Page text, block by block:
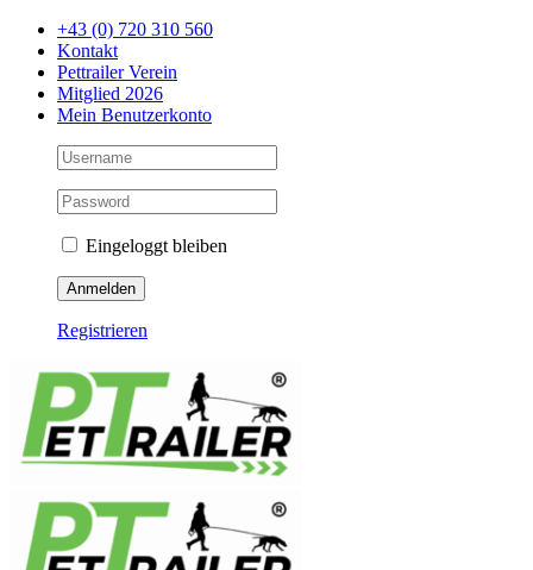
Zum
Inhalt
springen
+43 (0) 720 310 560
Kontakt
Pettrailer Verein
Mitglied 2026
Mein Benutzerkonto
Eingeloggt bleiben
Registrieren
Facebook
YouTube
Instagram